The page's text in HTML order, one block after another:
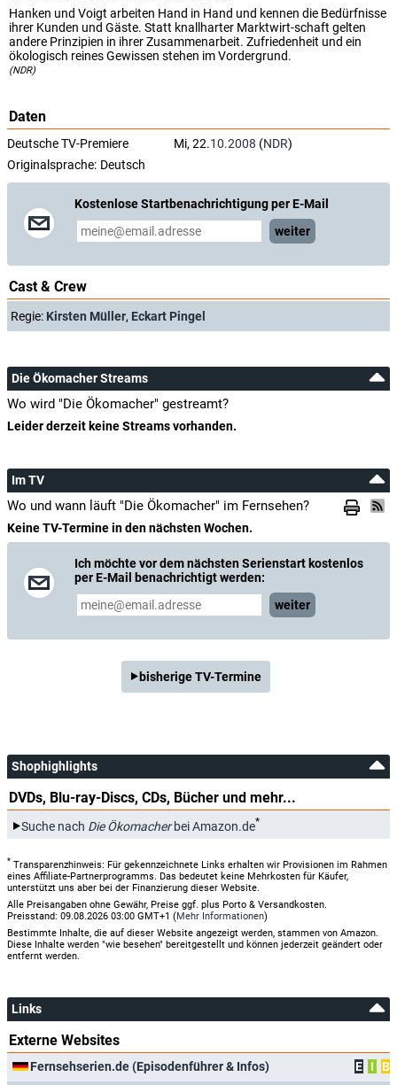
Hanken und Voigt arbeiten Hand in Hand und kennen die Bedürfnisse
ihrer Kunden und Gäste. Statt knallharter Marktwirt-schaft gelten
andere Prinzipien in ihrer Zusammenarbeit. Zufriedenheit und ein
ökologisch reines Gewissen stehen im Vordergrund.
(NDR)
Daten
Deutsche TV-Premiere Mi, 22.10.2008 (NDR)
Originalsprache: Deutsch
Kostenlose Startbenachrichtigung per E-Mail
weiter
Cast & Crew
Regie: Kirsten Müller, Eckart Pingel
Die Ökomacher Streams
Wo wird "Die Ökomacher" gestreamt?
Leider derzeit keine Streams vorhanden.
Im TV
Wo und wann läuft "Die Ökomacher" im Fernsehen?
Keine TV-Termine in den nächsten Wochen.
Ich möchte vor dem nächsten Serienstart kostenlos
per E-Mail benachrichtigt werden:
weiter
bisherige TV-Termine
Shophighlights
DVDs, Blu-ray-Discs, CDs, Bücher und mehr...
Suche nach Die Ökomacherbei Amazon.de*
* Transparenzhinweis: Für gekennzeichnete Links erhalten wir Provisionen im Rahmen
eines Affiliate-Partnerprogramms. Das bedeutet keine Mehrkosten für Käufer,
unterstützt uns aber bei der Finanzierung dieser Website.
Alle Preisangaben ohne Gewähr, Preise ggf. plus Porto & Versandkosten.
Preisstand: 09.08.2026 03:00 GMT+1 (Mehr Informationen)
Bestimmte Inhalte, die auf dieser Website angezeigt werden, stammen von Amazon.
Diese Inhalte werden "wie besehen" bereitgestellt und können jederzeit geändert oder
entfernt werden.
Links
Externe Websites
Fernsehserien.de (Episodenführer & Infos) E I
B